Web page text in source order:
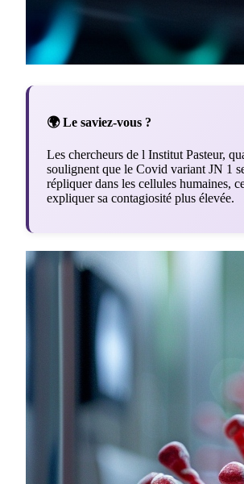
🌍 Le saviez-vous ?
Les chercheurs de l Institut Pasteur,
soulignent que le Covid variant JN 1
répliquer dans les cellules humaines,
expliquer sa contagiosité plus élevée.